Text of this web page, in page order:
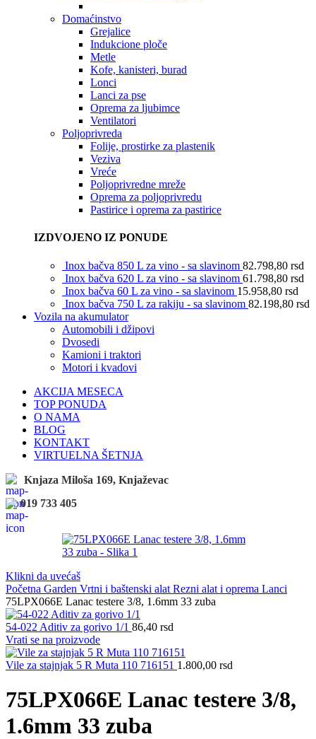
Domaćinstvo
Grejalice
Indukcione ploče
Metle
Kofe, kanisteri, burad
Lonci
Lanci za pse
Oprema za ljubimce
Ventilatori
Poljoprivreda
Folije, prostirke za plastenik
Veziva
Vreće
Poljoprivredne mreže
Oprema za poljoprivredu
Pastirice i oprema za pastirice
IZDVOJENO IZ PONUDE
Inox bačva 850 L za vino - sa slavinom 82.798,80 rsd
Inox bačva 620 L za vino - sa slavinom 61.798,80 rsd
Inox bačva 60 L za vino - sa slavinom 15.958,80 rsd
Inox bačva 750 L za rakiju - sa slavinom 82.198,80 rsd
Vozila na akumulator
Automobili i džipovi
Dvosedi
Kamioni i traktori
Motori i kvadovi
AKCIJA MESECA
TOP PONUDA
O NAMA
BLOG
KONTAKT
VIRTUELNA ŠETNJA
Knjaza Miloša 169, Knjaževac
019 733 405
Klikni da uvećaš
Početna Garden Vrtni i baštenski alat Rezni alat i oprema Lanci
75LPX066E Lanac testere 3/8, 1.6mm 33 zuba
54-022 Aditiv za gorivo 1/1 86,40 rsd
Vrati se na proizvode
Vile za stajnjak 5 R Muta 110 716151 1.800,00 rsd
75LPX066E Lanac testere 3/8,
1.6mm 33 zuba